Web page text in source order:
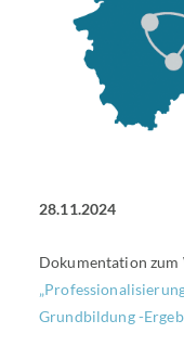
28.11.2024
Dokumentation
Grundbildung -